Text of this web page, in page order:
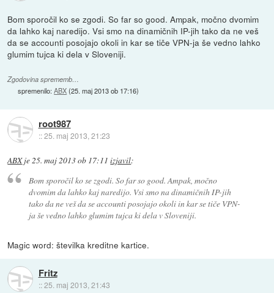
Bom sporočil ko se zgodi. So far so good. Ampak, močno dvomim
da lahko kaj naredijo. Vsi smo na dinamičnih IP-jih tako da ne veš
da se accounti posojajo okoli in kar se tiče VPN-ja še vedno lahko
glumim tujca ki dela v Sloveniji.
Zgodovina sprememb…
spremenilo:ABX(25. maj 2013 ob 17:16)
root987
::25. maj 2013, 21:23
ABXje25. maj 2013 ob 17:11 izjavil:
Bom sporočil ko se zgodi. So far so good. Ampak, močno
dvomim da lahko kaj naredijo. Vsi smo na dinamičnih IP-jih
tako da ne veš da se accounti posojajo okoli in kar se tiče VPN-
ja še vedno lahko glumim tujca ki dela v Sloveniji.
Magic word: številka kreditne kartice.
Fritz
::25. maj 2013, 21:43